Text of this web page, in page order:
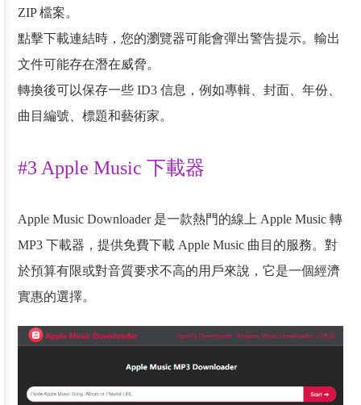
ZIP 檔案。
點擊下載連結時，您的瀏覽器可能會彈出警告提示。輸出
文件可能存在潛在威脅。
轉換後可以保存一些 ID3 信息，例如專輯、封面、年份、
曲目編號、標題和藝術家。
#3 Apple Music 下載器
Apple Music Downloader 是一款熱門的線上 Apple Music 轉
MP3 下載器，提供免費下載 Apple Music 曲目的服務。對
於預算有限或對音質要求不高的用戶來說，它是一個經濟
實惠的選擇。